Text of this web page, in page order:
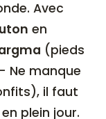
Avec
en
(pieds
Ne manque
il faut
plein jour.